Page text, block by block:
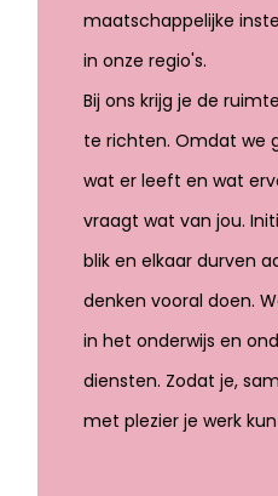
maatschappelijke
in onze regio's.
Bij ons krijg je de
te richten. Omdat we
wat er leeft en wat
vraagt wat van jou.
blik en elkaar durven
denken vooral doen.
in het onderwijs en
diensten. Zodat je,
met plezier je werk